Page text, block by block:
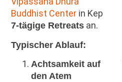
Buddhist Center in Kep
7-tägige Retreats an.
Typischer Ablauf:
Achtsamkeit auf
den Atem